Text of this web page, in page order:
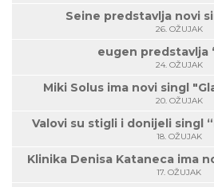
Seine predstavlja novi
26. OŽUJAK
eugen predstavlja
24. OŽUJAK
Miki Solus ima novi singl
20. OŽUJAK
Valovi su stigli i donijeli singl
18. OŽUJAK
Klinika Denisa Kataneca ima
17. OŽUJAK